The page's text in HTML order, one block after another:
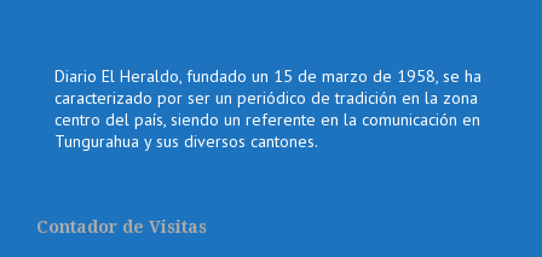
Diario El Heraldo, fundado un 15 de marzo de 1958, se ha
caracterizado por ser un periódico de tradición en la zona
centro del país, siendo un referente en la comunicación en
Tungurahua y sus diversos cantones.
Contador de Visitas